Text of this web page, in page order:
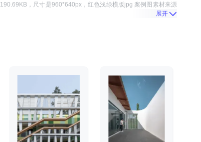
190.69KB，尺寸是960*640px，红色浅绿横版jpg 案例图素材来源
展开